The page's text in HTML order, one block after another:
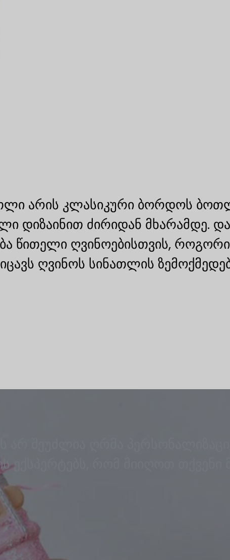
არის კლასიკური ბორდოს
დიზაინით ძირიდან მხარამდე.
წითელი ღვინოებისთვის,
ღვინოს სინათლის
შეუძლია ღრმა პერსონალიზაცია.
ექსპერტებს, რომ მიიღოთ თქვენი